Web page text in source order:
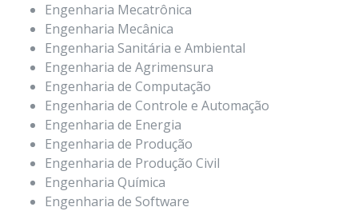
Engenharia Mecatrônica
Engenharia Mecânica
Engenharia Sanitária e Ambiental
Engenharia de Agrimensura
Engenharia de Computação
Engenharia de Controle e Automação
Engenharia de Energia
Engenharia de Produção
Engenharia de Produção Civil
Engenharia Química
Engenharia de Software